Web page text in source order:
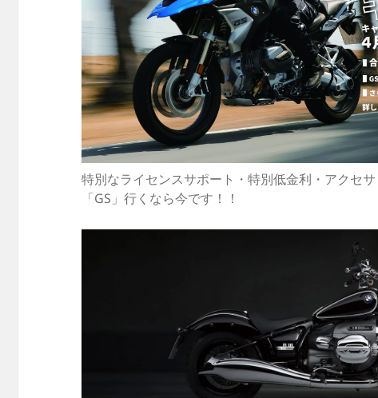
特別なライセンスサポート・特別低金利・アクセ
「GS」行くなら今です！！